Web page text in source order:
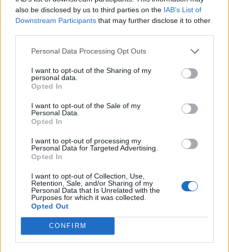
also be disclosed by us to third parties on the IAB’s List of
Downstream Participants that may further disclose it to other
Personal Data Processing Opt Outs
I want to opt-out of the Sharing of my
personal data.
Opted In
I want to opt-out of the Sale of my
Personal Data.
Opted In
I want to opt-out of processing my
Personal Data for Targeted Advertising.
Opted In
I want to opt-out of Collection, Use,
Retention, Sale, and/or Sharing of my
Personal Data that Is Unrelated with the
Purposes for which it was collected.
Opted Out
CONFIRM
JAV teismas bendrovei
„Meta“ skyrė 567 mln.
dolerių baudą
Trumpas sureagavo į
Zelenskio prašymą
suteikti papildomą karinę